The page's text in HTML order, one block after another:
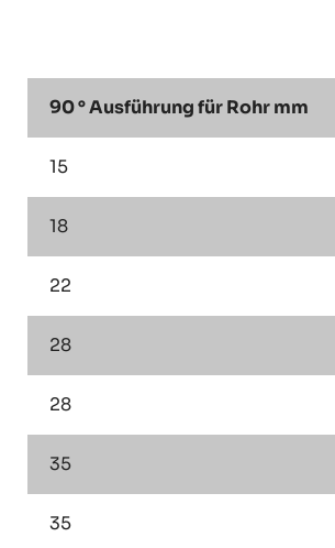
90 ° Ausführung für Rohr mm
15
18
22
28
28
35
35